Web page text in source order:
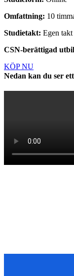
Omfattning: 10
Studietakt: Egen takt
CSN-berättigad
KÖP NU
Nedan kan du ser